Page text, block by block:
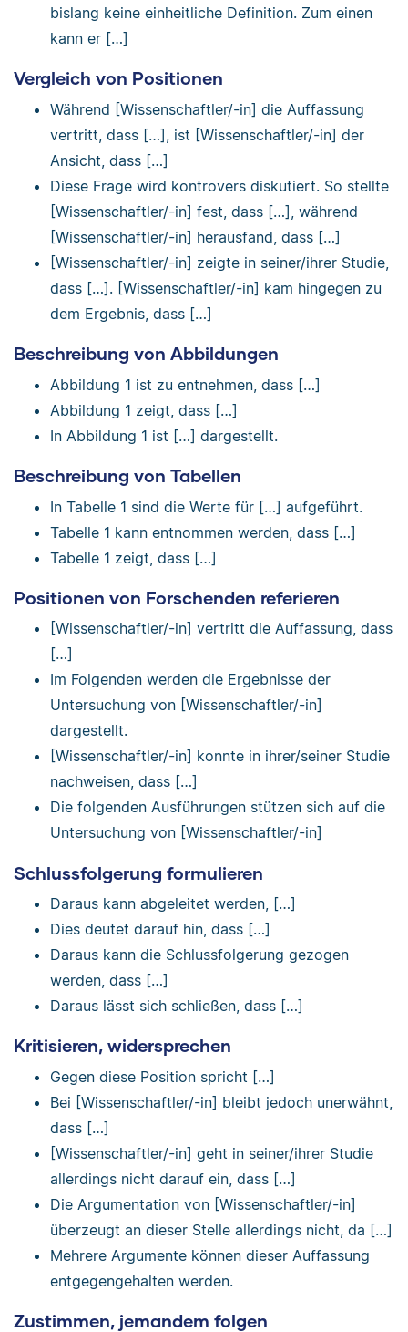
bislang keine einheitliche Definition. Zum einen
kann er […]
Vergleich von Positionen
Während [Wissenschaftler/-in] die Auffassung
vertritt, dass […], ist [Wissenschaftler/-in] der
Ansicht, dass […]
Diese Frage wird kontrovers diskutiert. So stellte
[Wissenschaftler/-in] fest, dass […], während
[Wissenschaftler/-in] herausfand, dass […]
[Wissenschaftler/-in] zeigte in seiner/ihrer Studie,
dass […]. [Wissenschaftler/-in] kam hingegen zu
dem Ergebnis, dass […]
Beschreibung von Abbildungen
Abbildung 1 ist zu entnehmen, dass […]
Abbildung 1 zeigt, dass […]
In Abbildung 1 ist […] dargestellt.
Beschreibung von Tabellen
In Tabelle 1 sind die Werte für […] aufgeführt.
Tabelle 1 kann entnommen werden, dass […]
Tabelle 1 zeigt, dass […]
Positionen von Forschenden referieren
[Wissenschaftler/-in] vertritt die Auffassung, dass
[…]
Im Folgenden werden die Ergebnisse der
Untersuchung von [Wissenschaftler/-in]
dargestellt.
[Wissenschaftler/-in] konnte in ihrer/seiner Studie
nachweisen, dass […]
Die folgenden Ausführungen stützen sich auf die
Untersuchung von [Wissenschaftler/-in]
Schlussfolgerung formulieren
Daraus kann abgeleitet werden, […]
Dies deutet darauf hin, dass […]
Daraus kann die Schlussfolgerung gezogen
werden, dass […]
Daraus lässt sich schließen, dass […]
Kritisieren, widersprechen
Gegen diese Position spricht […]
Bei [Wissenschaftler/-in] bleibt jedoch unerwähnt,
dass […]
[Wissenschaftler/-in] geht in seiner/ihrer Studie
allerdings nicht darauf ein, dass […]
Die Argumentation von [Wissenschaftler/-in]
überzeugt an dieser Stelle allerdings nicht, da […]
Mehrere Argumente können dieser Auffassung
entgegengehalten werden.
Zustimmen, jemandem folgen